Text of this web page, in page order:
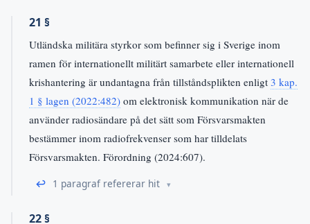
21 §
Utländska militära styrkor som befinner sig i Sverige inom
ramen för internationellt militärt samarbete eller internationell
krishantering är undantagna från tillståndsplikten enligt 3 kap.
1 § lagen (2022:482) om elektronisk kommunikation när de
använder radiosändare på det sätt som Försvarsmakten
bestämmer inom radiofrekvenser som har tilldelats
Försvarsmakten. Förordning (2024:607).
↩ 1 paragraf refererar hit
22 §